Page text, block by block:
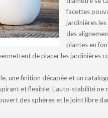
facettes
jardinières
des
plantes en
de placer les jardinières
une finition décapée et un
et flexible. L'auto-stabilité ne
des sphères et le joint libre